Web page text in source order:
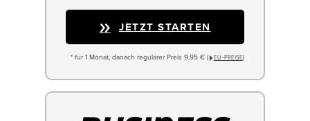
JETZT STARTEN
* für 1 Monat, danach regulärer Preis 9,95 € ( EU−PREISE)